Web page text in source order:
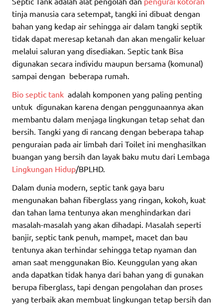
tinja manusia cara setempat, tangki ini dibuat dengan
bahan yang kedap air sehingga air dalam tangki septik
tidak dapat meresap ketanah dan akan mengalir keluar
melalui saluran yang disediakan. Septic tank Bisa
digunakan secara individu maupun bersama (komunal)
sampai dengan beberapa rumah.
Bio septic tank adalah komponen yang paling penting
untuk digunakan karena dengan penggunaannya akan
membantu dalam menjaga lingkungan tetap sehat dan
bersih. Tangki yang di rancang dengan beberapa tahap
penguraian pada air limbah dari Toilet ini menghasilkan
buangan yang bersih dan layak baku mutu dari Lembaga
Lingkungan Hidup/BPLHD.
Dalam dunia modern, septic tank gaya baru
mengunakan bahan fiberglass yang ringan, kokoh, kuat
dan tahan lama tentunya akan menghindarkan dari
masalah-masalah yang akan dihadapi. Masalah seperti
banjir, septic tank penuh, mampet, macet dan bau
tentunya akan terhindar sehingga tetap nyaman dan
aman saat menggunakan Bio. Keunggulan yang akan
anda dapatkan tidak hanya dari bahan yang di gunakan
berupa fiberglass, tapi dengan pengolahan dan proses
yang terbaik akan membuat lingkungan tetap bersih dan